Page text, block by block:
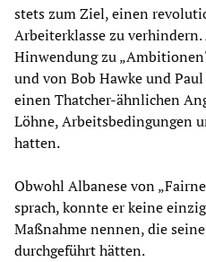
stets zum Ziel, einen
Arbeiterklasse zu
Hinwendung zu
und von Bob Hawke und
einen Thatcher-ähnlichen
Löhne, Arbeitsbedingungen
hatten.
Obwohl Albanese von
sprach, konnte er keine
Maßnahme nennen, die
durchgeführt hätten.